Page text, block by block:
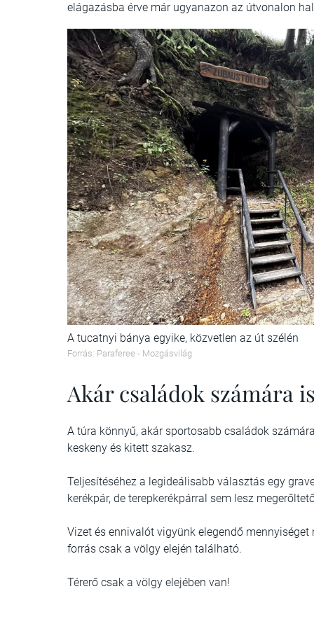
elágazásba érve már ugyanazon az útvonalon
A tucatnyi bánya egyike, közvetlen az út szélén
Forrás: Paraferee - Mozgásvilág
Akár családok számára
A túra könnyű, akár sportosabb családok
keskeny és kitett szakasz.
Teljesítéséhez a legideálisabb választás egy
kerékpár, de terepkerékpárral sem lesz
Vizet és ennivalót vigyünk elegendő
forrás csak a völgy elején található.
Térerő csak a völgy elejében van!